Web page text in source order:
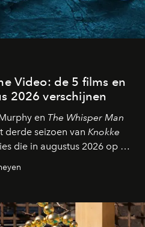
Video: de 5 films en
2026 verschijnen
en The Whisper Man
derde seizoen van Knokke
die in augustus 2026 op de